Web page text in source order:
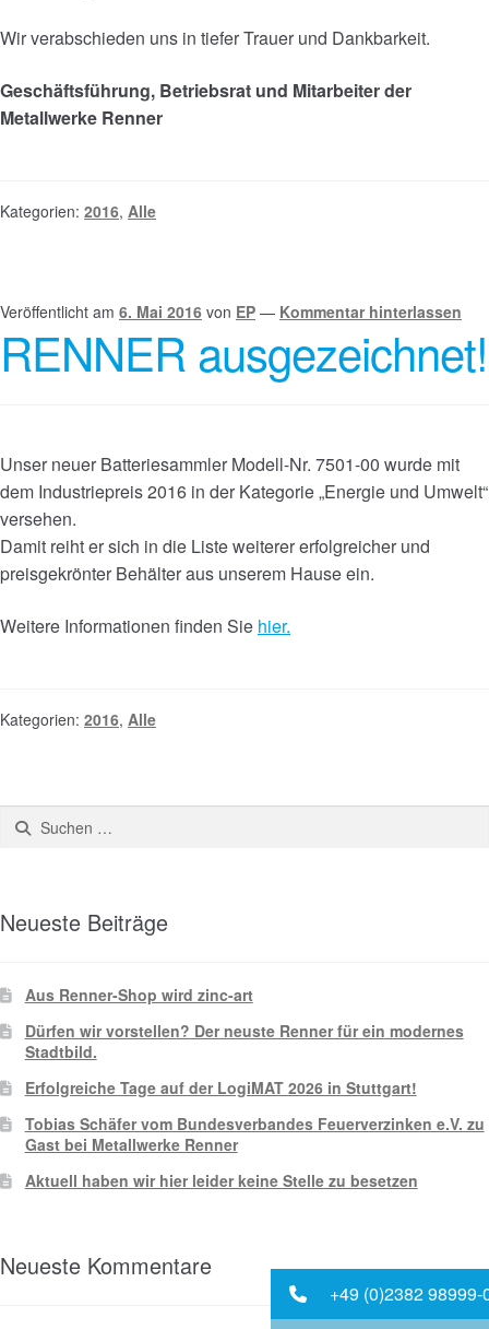
Wir verabschieden uns in tiefer Trauer und Dankbarkeit.
Geschäftsführung, Betriebsrat und Mitarbeiter der
Metallwerke Renner
Kategorien: 2016, Alle
Veröffentlicht am 6. Mai 2016 von EP — Kommentar hinterlassen
RENNER ausgezeichnet!
Unser neuer Batteriesammler Modell-Nr. 7501-00 wurde mit
dem Industriepreis 2016 in der Kategorie „Energie und Umwelt“
versehen.
Damit reiht er sich in die Liste weiterer erfolgreicher und
preisgekrönter Behälter aus unserem Hause ein.
Weitere Informationen finden Sie hier.
Kategorien: 2016, Alle
Neueste Beiträge
Aus Renner-Shop wird zinc-art
Dürfen wir vorstellen? Der neuste Renner für ein modernes
Stadtbild.
Erfolgreiche Tage auf der LogiMAT 2026 in Stuttgart!
Tobias Schäfer vom Bundesverbandes Feuerverzinken e.V. zu
Gast bei Metallwerke Renner
Aktuell haben wir hier leider keine Stelle zu besetzen
Neueste Kommentare
+49 (0)2382 98999-